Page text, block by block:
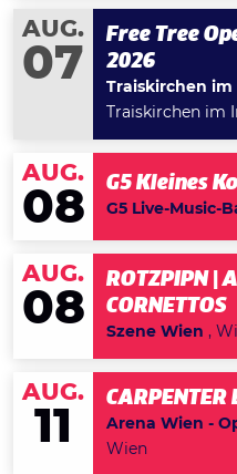
AUG.
07
Free Tree
2026
Traiskirchen im
Traiskirchen im
AUG.
08
G5 Kleines
G5 Live-Music-
AUG.
08
ROTZPIPN |
CORNETTOS
Szene Wien ,
AUG.
11
CARPENTER
Arena Wien -
Wien